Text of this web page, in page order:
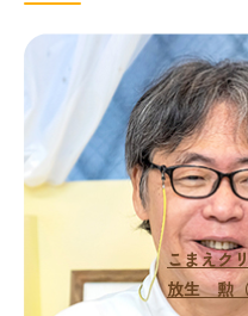
こまえク
放生 勲（